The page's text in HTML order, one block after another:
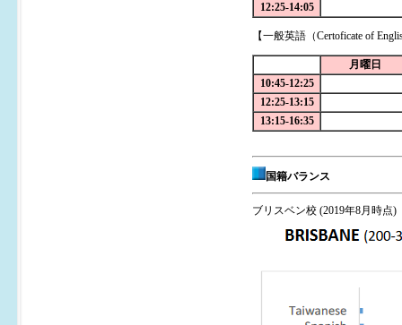
12:25-14:05
【一般英語（Certoficate of
月曜日
10:45-12:25
12:25-13:15
13:15-16:35
国籍バランス
ブリスベン校 (2019年8月時点)